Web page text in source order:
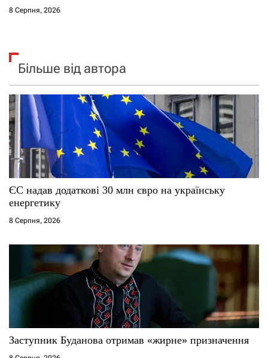
8 Серпня, 2026
Більше від автора
ЄС надав додаткові 30 млн євро на українську
енергетику
8 Серпня, 2026
Заступник Буданова отримав «жирне» призначення